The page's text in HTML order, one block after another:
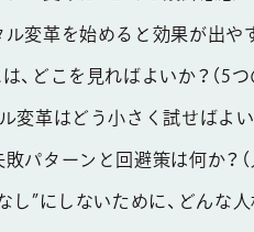
変革を始めると効果が出や
、どこを見ればよいか？（5つ
変革はどう小さく試せばよい
パターンと回避策は何か？（
”にしないために、どんな人